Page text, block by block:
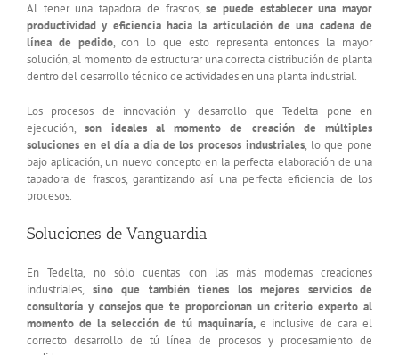
Al tener una tapadora de frascos,se puede establecer una mayor
productividad y eficiencia hacia la articulación de una cadena de
línea de pedido, con lo que esto representa entonces la mayor
solución, al momento de estructurar una correcta distribución de planta
dentro del desarrollo técnico de actividades en una planta industrial.
Los procesos de innovación y desarrollo que Tedelta pone en
ejecución,son ideales al momento de creación de múltiples
soluciones en el día a día de los procesos industriales, lo que pone
bajo aplicación, un nuevo concepto en la perfecta elaboración de una
tapadora de frascos, garantizando así una perfecta eficiencia de los
procesos.
Soluciones de Vanguardia
En Tedelta, no sólo cuentas con las más modernas creaciones
industriales, sino que también tienes los mejores servicios de
consultoría y consejos que te proporcionan un criterio experto al
momento de la selección de tú maquinaría, e inclusive de cara el
correcto desarrollo de tú línea de procesos y procesamiento de